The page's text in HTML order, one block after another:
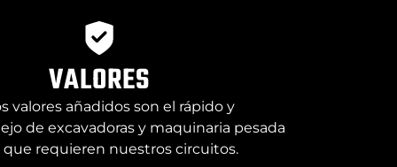
VALORES
valores añadidos son el rápido y
de excavadoras y maquinaria pesada
que requieren nuestros circuitos.